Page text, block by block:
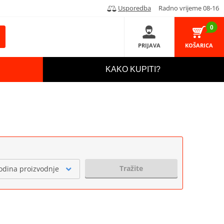
Usporedba Radno vrijeme 08-16
PRIJAVA
0
KOŠARICA
KAKO KUPITI?
proizvodnje Tražite